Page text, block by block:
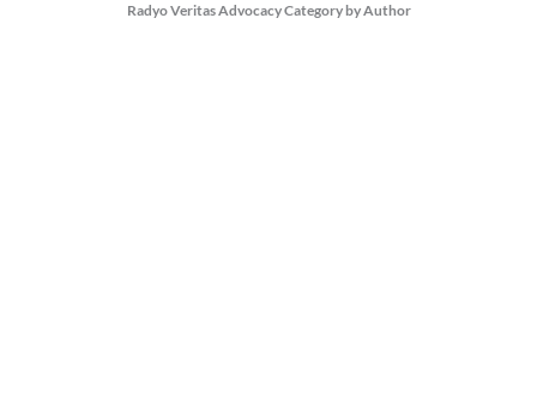
Radyo Veritas Advocacy Category by Author